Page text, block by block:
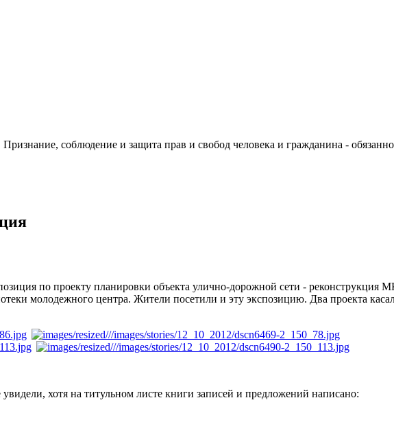
соблюдение и защита прав и свобод человека и гражданина -
по проекту планировки объекта улично-дорожной сети - реконструкция
молодежного центра. Жители посетили и эту экспозицию. Два проекта
хотя на титульном листе книги записей и предложений написано: